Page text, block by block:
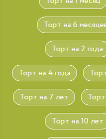
Торт на 6
Торт на 2 года
Торт на 4 года
Торт на 7 лет
Торт на 10 лет